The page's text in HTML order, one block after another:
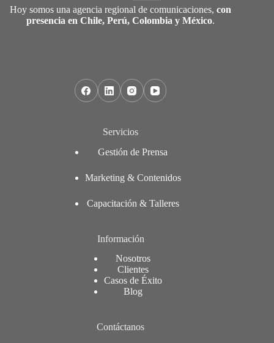
Hoy somos una agencia regional de comunicaciones,con
presencia en Chile, Perú, Colombia y México.
Servicios
Gestión de Prensa
Marketing & Contenidos
Capacitación & Talleres
Información
Nosotros
Clientes
Casos de Éxito
Blog
Contáctanos